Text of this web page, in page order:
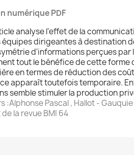
numérique PDF
analyse l'effet de la
équipes dirigeantes à destination
d'informations perçues par
tout le bénéfice de cette forme
en termes de réduction des
apparaît toutefois temporaire.
semble stimuler la production
:Alphonse Pascal , Hallot -
la revue BMI 64